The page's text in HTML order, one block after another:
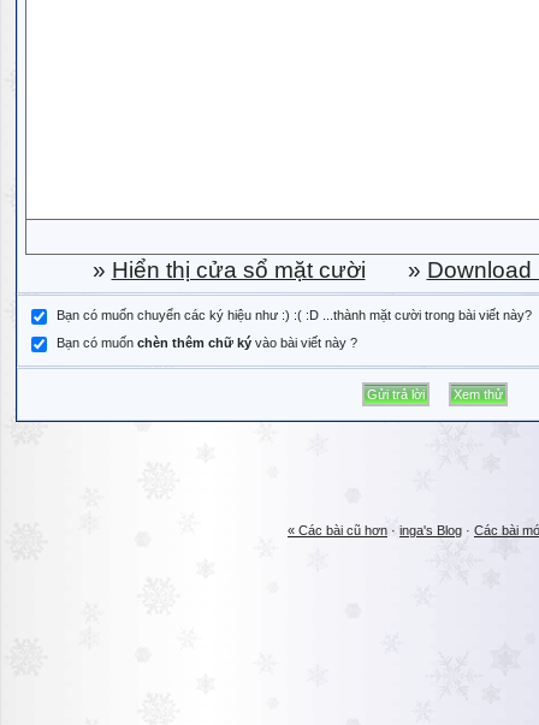
» Hiển thị cửa sổ mặt cười » Download
Bạn có muốn chuyển các ký hiệu như :) :( :D ...thành mặt cười trong bài viết này?
Bạn có muốn chèn thêm chữ ký vào bài viết này ?
« Các bài cũ hơn · inga's Blog · Các bài